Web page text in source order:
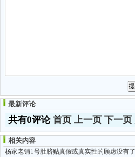
最新评论
共有0评论首页 上一页 下一页
相关内容
杨家老铺1号肚脐贴真假或真实性的顾虑没有了